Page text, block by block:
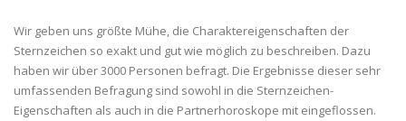
Wir geben uns größte Mühe, die Charaktereigenschaften der
Sternzeichen so exakt und gut wie möglich zu beschreiben. Dazu
haben wir über 3000 Personen befragt. Die Ergebnisse dieser sehr
umfassenden Befragung sind sowohl in die Sternzeichen-
Eigenschaften als auch in die Partnerhoroskope mit eingeflossen.